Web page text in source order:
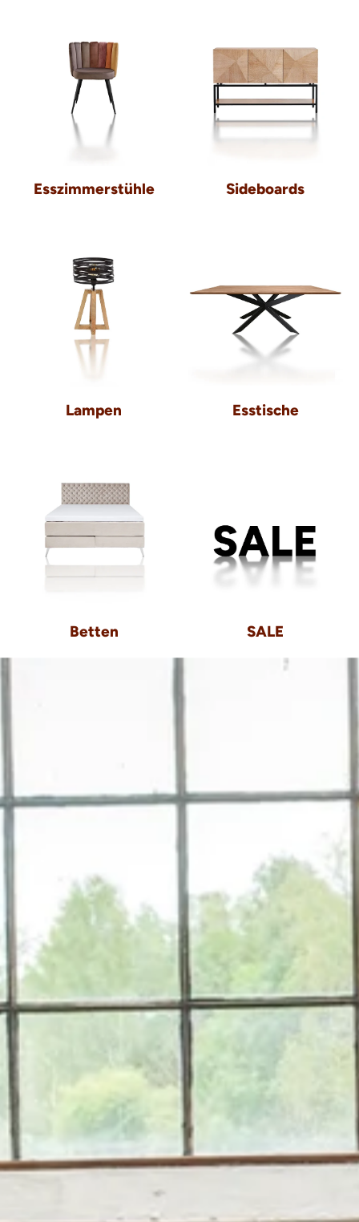
Esszimmerstühle Sideboards
Lampen Esstische
Betten SALE